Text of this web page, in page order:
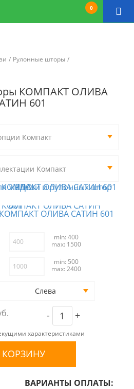
0
Рулонные шторы
КОМПАКТ ОЛИВА
601
Компакт
Компакт
min: 400
max: 1500
min: 500
max: 2400
Слева
- +
характеристиками
ВАРИАНТЫ ОПЛАТЫ: